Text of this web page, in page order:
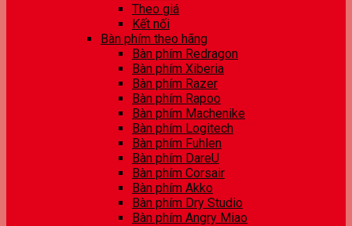
Theo giá
Kết nối
Bàn phím theo hãng
Bàn phím Redragon
Bàn phím Xiberia
Bàn phím Razer
Bàn phím Rapoo
Bàn phím Machenike
Bàn phím Logitech
Bàn phím Fuhlen
Bàn phím DareU
Bàn phím Corsair
Bàn phím Akko
Bàn phím Dry Studio
Bàn phím Angry Miao